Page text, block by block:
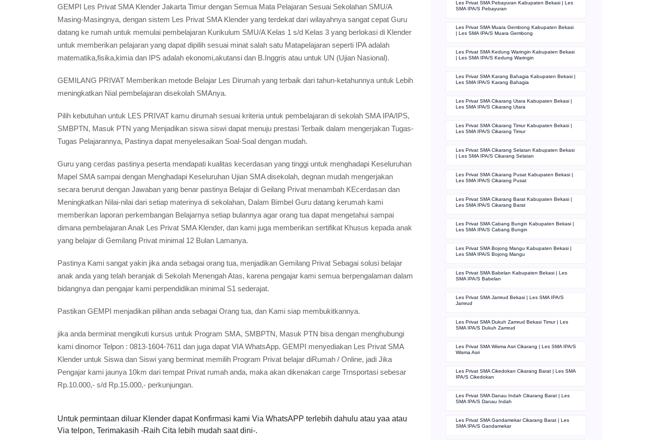
GEMPI Les Privat SMA Klender Jakarta Timur dengan Semua Mata Pelajaran Sesuai Sekolahan SMU/A
Masing-Masingnya, dengan sistem Les Privat SMA Klender yang terdekat dari wilayahnya sangat cepat Guru
datang ke rumah untuk memulai pembelajaran Kurikulum SMU/A Kelas 1 s/d Kelas 3 yang berlokasi di Klender
untuk memberikan pelajaran yang dapat dipilih sesuai minat salah satu Matapelajaran seperti IPA adalah
matematika,fisika,kimia dan IPS adalah ekonomi,akutansi dan B.Inggris atau untuk UN (Ujian Nasional).
GEMILANG PRIVAT Memberikan metode Belajar Les Dirumah yang terbaik dari tahun-ketahunnya untuk Lebih
meningkatkan Nial pembelajaran disekolah SMAnya.
Pilih kebutuhan untuk LES PRIVAT kamu dirumah sesuai kriteria untuk pembelajaran di sekolah SMA IPA/IPS,
SMBPTN, Masuk PTN yang Menjadikan siswa siswi dapat menuju prestasi Terbaik dalam mengerjakan Tugas-
Tugas Pelajarannya, Pastinya dapat menyelesaikan Soal-Soal dengan mudah.
Guru yang cerdas pastinya peserta mendapati kualitas kecerdasan yang tinggi untuk menghadapi Keseluruhan
Mapel SMA sampai dengan Menghadapi Keseluruhan Ujian SMA disekolah, degnan mudah mengerjakan
secara berurut dengan Jawaban yang benar pastinya Belajar di Geilang Privat menambah KEcerdasan dan
Meningkatkan Nilai-nilai dari setiap materinya di sekolahan, Dalam Bimbel Guru datang kerumah kami
memberikan laporan perkembangan Belajarnya setiap bulannya agar orang tua dapat mengetahui sampai
dimana pembelajaran Anak Les Privat SMA Klender, dan kami juga memberikan sertifikat Khusus kepada anak
yang belajar di Gemilang Privat minimal 12 Bulan Lamanya.
Pastinya Kami sangat yakin jika anda sebagai orang tua, menjadikan Gemilang Privat Sebagai solusi belajar
anak anda yang telah beranjak di Sekolah Menengah Atas, karena pengajar kami semua berpengalaman dalam
bidangnya dan pengajar kami perpendidikan minimal S1 sederajat.
Pastikan GEMPI menjadikan pilihan anda sebagai Orang tua, dan Kami siap membukitkannya.
jika anda berminat mengikuti kursus untuk Program SMA, SMBPTN, Masuk PTN bisa dengan menghubungi
kami dinomor Telpon : 0813-1604-7611 dan juga dapat VIA WhatsApp. GEMPI menyediakan Les Privat SMA
Klender untuk Siswa dan Siswi yang berminat memilih Program Privat belajar diRumah / Online, jadi Jika
Pengajar kami jaunya 10km dari tempat Privat rumah anda, maka akan dikenakan carge Trnsportasi sebesar
Rp.10.000,- s/d Rp.15.000,- perkunjungan.
Untuk permintaan diluar Klender dapat Konfirmasi kami Via WhatsAPP terlebih dahulu atau yaa atau
Via telpon, Terimakasih -Raih Cita lebih mudah saat dini-.
Les Privat SMA Pebayuran Kabupaten Bekasi | Les
SMA IPA/S Pebayuran
Les Privat SMA Muara Gembong Kabupaten Bekasi
| Les SMA IPA/S Muara Gembong
Les Privat SMA Kedung Waringin Kabupaten Bekasi
| Les SMA IPA/S Kedung Waringin
Les Privat SMA Karang Bahagia Kabupaten Bekasi |
Les SMA IPA/S Karang Bahagia
Les Privat SMA Cikarang Utara Kabupaten Bekasi |
Les SMA IPA/S Cikarang Utara
Les Privat SMA Cikarang Timur Kabupaten Bekasi |
Les SMA IPA/S Cikarang Timur
Les Privat SMA Cikarang Selatan Kabupaten Bekasi
| Les SMA IPA/S Cikarang Selatan
Les Privat SMA Cikarang Pusat Kabupaten Bekasi |
Les SMA IPA/S Cikarang Pusat
Les Privat SMA Cikarang Barat Kabupaten Bekasi |
Les SMA IPA/S Cikarang Barat
Les Privat SMA Cabang Bungin Kabupaten Bekasi |
Les SMA IPA/S Cabang Bungin
Les Privat SMA Bojong Mangu Kabupaten Bekasi |
Les SMA IPA/S Bojong Mangu
Les Privat SMA Babelan Kabupaten Bekasi | Les
SMA IPA/S Babelan
Les Privat SMA Jamrud Bekasi | Les SMA IPA/S
Jamrud
Les Privat SMA Dukuh Zamrud Bekasi Timur | Les
SMA IPA/S Dukuh Zamrud
Les Privat SMA Wisma Asri Cikarang | Les SMA IPA/S
Wisma Asri
Les Privat SMA Cikedokan Cikarang Barat | Les SMA
IPA/S Cikedokan
Les Privat SMA Danau Indah Cikarang Barat | Les
SMA IPA/S Danau Indah
Les Privat SMA Gandamekar Cikarang Barat | Les
SMA IPA/S Gandamekar